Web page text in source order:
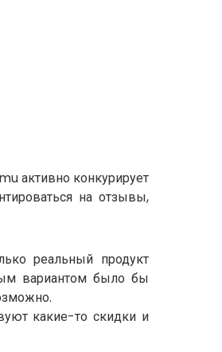
активно конкурирует
на отзывы,
реальный продукт
вариантом было бы
какие-то скидки и